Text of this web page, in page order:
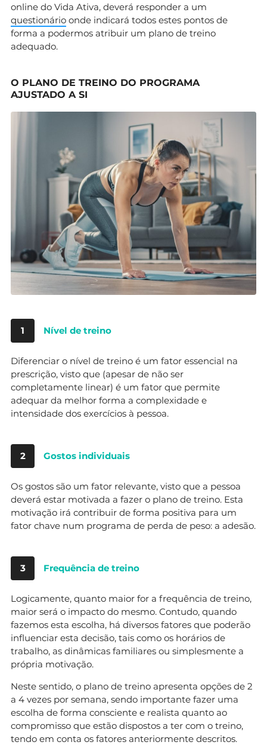
online do Vida Ativa, deverá responder a um
questionário onde indicará todos estes pontos de
forma a podermos atribuir um plano de treino
adequado.
O PLANO DE TREINO DO PROGRAMA
AJUSTADO A SI
1 Nível de treino
Diferenciar o nível de treino é um fator essencial na
prescrição, visto que (apesar de não ser
completamente linear) é um fator que permite
adequar da melhor forma a complexidade e
intensidade dos exercícios à pessoa.
2 Gostos individuais
Os gostos são um fator relevante, visto que a pessoa
deverá estar motivada a fazer o plano de treino. Esta
motivação irá contribuir de forma positiva para um
fator chave num programa de perda de peso: a adesão.
3 Frequência de treino
Logicamente, quanto maior for a frequência de treino,
maior será o impacto do mesmo. Contudo, quando
fazemos esta escolha, há diversos fatores que poderão
influenciar esta decisão, tais como os horários de
trabalho, as dinâmicas familiares ou simplesmente a
própria motivação.
Neste sentido, o plano de treino apresenta opções de 2
a 4 vezes por semana, sendo importante fazer uma
escolha de forma consciente e realista quanto ao
compromisso que estão dispostos a ter com o treino,
tendo em conta os fatores anteriormente descritos.